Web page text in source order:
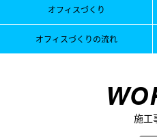
採用
オフィスづくり
オフィスづくりの流れ
施工